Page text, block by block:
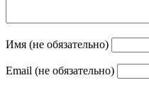
Имя (не обязательно)
Email (не обязательно)